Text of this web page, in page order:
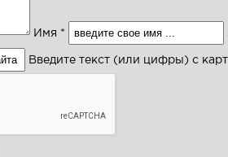
Имя *
Введите текст (или цифры) с